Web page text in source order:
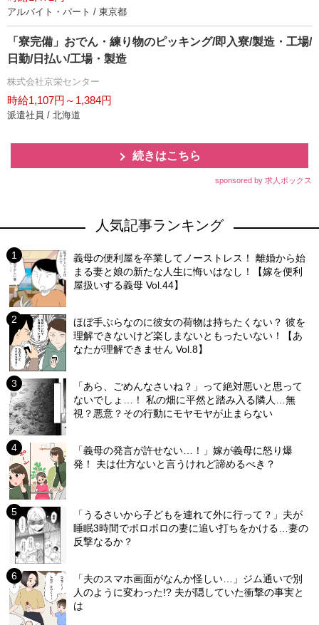
アルバイト・パート / 東京都
「寮完備」おでん・練り物のピッキング/即入寮/製造・工場/
日勤/日払い/工場・製造
株式会社京栄センター
時給1,107円～1,384円
派遣社員 / 北海道
続きはこちら
sponsored by 求人ボックス
人気記事ランキング
義母の便利屋を卒業してノーストレス！ 離婚から始
まる妻と娘の新たな人生に悔いはなし！【嫁を便利
屋扱いする義母 Vol.44】
ほぼ手ぶらなのに彼女の荷物は持ちたくない？ 彼を
理解できないけど楽しまないともったいない！【あ
なたが理解できません Vol.8】
「あら、ごめんなさいね？」って絶対悪いと思って
ないでしょ…！ 私の畑に平然と踏み入る隣人…無
視？悪意？その行動にモヤモヤが止まらない
「義母の発言が許せない…！」嫁が義母に怒り爆
発！ 夫は仕方ないと言うけれど諦めるべき？
「うるさいから子どもを連れて外に行って？」夫が
睡眠3時間でボロボロの妻に追い打ちをかける…妻の
反撃なるか？
「夫のスマホ画面がなんか怪しい…」ジム通いで別
人のように変わった!? 夫が隠していた衝撃の事実と
は